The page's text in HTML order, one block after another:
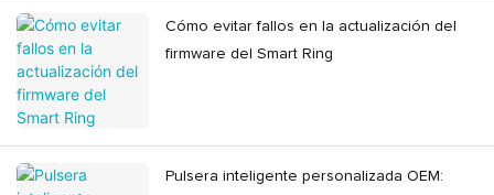
Cómo evitar fallos en la actualización del
firmware del Smart Ring
Pulsera inteligente personalizada OEM: